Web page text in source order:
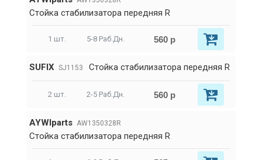
Стойка стабилизатора передняя R
1 шт. 5-8 Раб.Дн. 560 р
SUFIX SJ1153 Стойка стабилизатора передняя R
2 шт. 2-5 Раб.Дн. 560 р
AYWIparts AW1350328R
Стойка стабилизатора передняя R